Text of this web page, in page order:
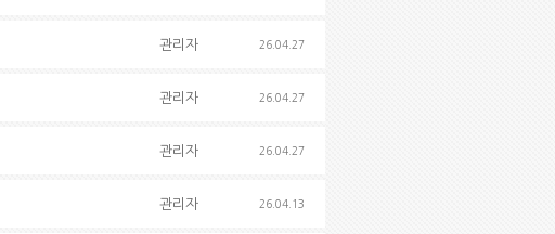
관리자 26.04.27
관리자 26.04.27
관리자 26.04.27
관리자 26.04.13